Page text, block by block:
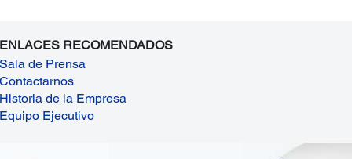
ENLACES RECOMENDADOS
Sala de Prensa
Contactarnos
Historia de la Empresa
Equipo Ejecutivo